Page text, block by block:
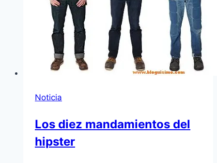
Noticia
Los diez mandamientos del
hipster